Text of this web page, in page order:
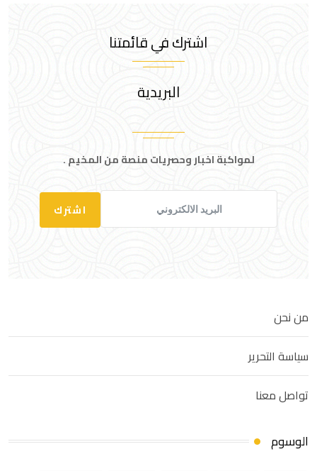
اشترك في قائمتنا
البريدية
لمواكبة اخبار وحصريات منصة من المخيم .
اشترك
من نحن
سياسة التحرير
تواصل معنا
الوسوم